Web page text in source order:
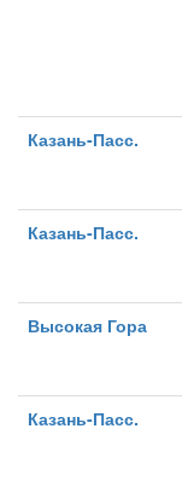
Казань-Пасс.
Казань-Пасс.
Высокая Гора
Казань-Пасс.